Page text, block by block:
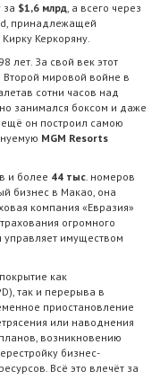
за $1,6 млрд, а всего через
принадлежащей
Керкоряну.
лет. За свой век этот
Второй мировой войне в
сотни часов над
занимался боксом и даже
он построил самою
MGM Resorts
и более 44 тыс. номеров
бизнес в Макао, она
компания «Евразия»
огромного
управляет имуществом
как
так и перерыва в
приостановление
или наводнения
возникновению
бизнес-
Всё это влечёт за